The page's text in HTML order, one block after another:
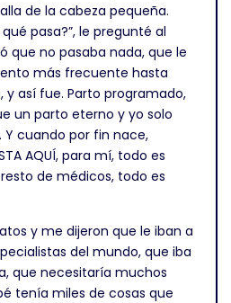
de la cabeza pequeña.
pasa?”, le pregunté al
que no pasaba nada, que le
más frecuente hasta
y así fue. Parto programado,
un parto eterno y yo solo
Y cuando por fin nace,
AQUÍ, para mí, todo es
de médicos, todo es
y me dijeron que le iban a
del mundo, que iba
que necesitaría muchos
tenía miles de cosas que